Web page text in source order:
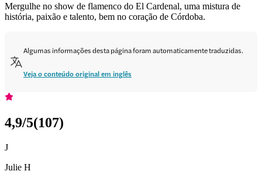
Mergulhe no show de flamenco do El Cardenal, uma mistura de
história, paixão e talento, bem no coração de Córdoba.
Algumas informações desta página foram automaticamente traduzidas.
Veja o conteúdo original em inglês
4,9/5(107)
J
Julie H